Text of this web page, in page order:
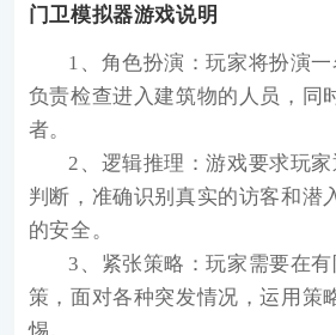
门卫模拟器游戏说明
1、角色扮演：玩家将扮演
负责检查进入建筑物的人员，同
者。
2、逻辑推理：游戏要求玩
判断，准确识别真实的访客和潜
的安全。
3、紧张策略：玩家需要在
策，面对各种突发情况，运用策